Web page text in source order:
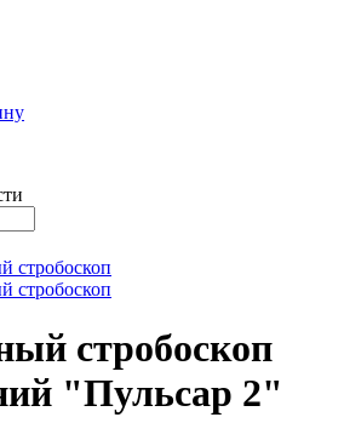
стробоскоп
"Пульсар 2"